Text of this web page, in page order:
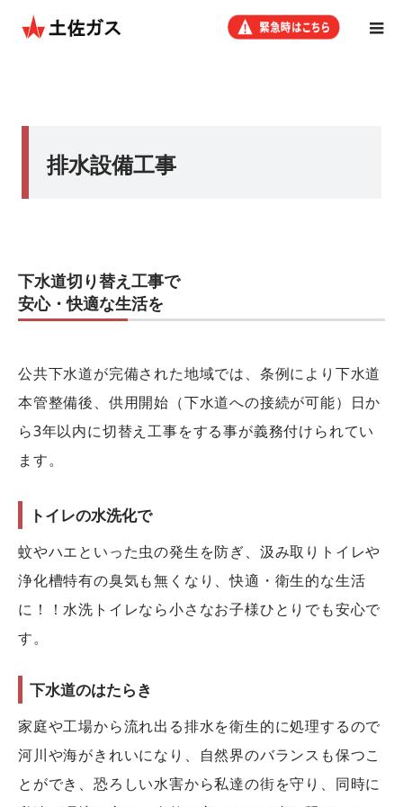
排水設備工事
下水道切り替え工事で
安心・快適な生活を
公共下水道が完備された地域では、条例により下水道
本管整備後、供用開始（下水道への接続が可能）日か
ら3年以内に切替え工事をする事が義務付けられてい
ます。
トイレの水洗化で
蚊やハエといった虫の発生を防ぎ、汲み取りトイレや
浄化槽特有の臭気も無くなり、快適・衛生的な生活
に！！水洗トイレなら小さなお子様ひとりでも安心で
す。
下水道のはたらき
家庭や工場から流れ出る排水を衛生的に処理するので
河川や海がきれいになり、自然界のバランスも保つこ
とができ、恐ろしい水害から私達の街を守り、同時に